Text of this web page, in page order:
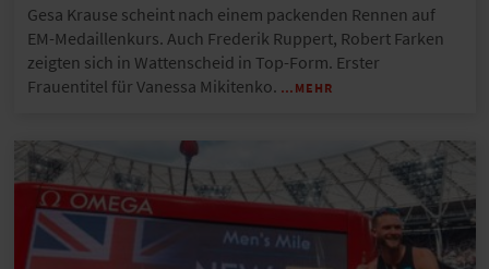
Gesa Krause scheint nach einem packenden Rennen auf
EM-Medaillenkurs. Auch Frederik Ruppert, Robert Farken
zeigten sich in Wattenscheid in Top-Form. Erster
Frauentitel für Vanessa Mikitenko. …MEHR